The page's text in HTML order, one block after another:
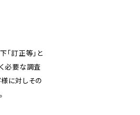
「訂正等」と
必要な調査
に対しその